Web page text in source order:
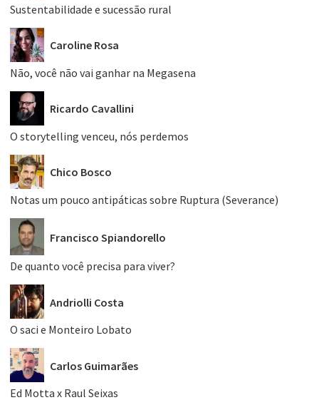
Sustentabilidade e sucessão rural
Caroline Rosa
Não, você não vai ganhar na Megasena
Ricardo Cavallini
O storytelling venceu, nós perdemos
Chico Bosco
Notas um pouco antipáticas sobre Ruptura (Severance)
Francisco Spiandorello
De quanto você precisa para viver?
Andriolli Costa
O saci e Monteiro Lobato
Carlos Guimarães
Ed Motta x Raul Seixas